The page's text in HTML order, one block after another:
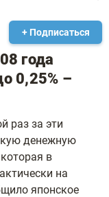
+ Подписаться
года
0,25% –
раз за эти
денежную
в
на
японское